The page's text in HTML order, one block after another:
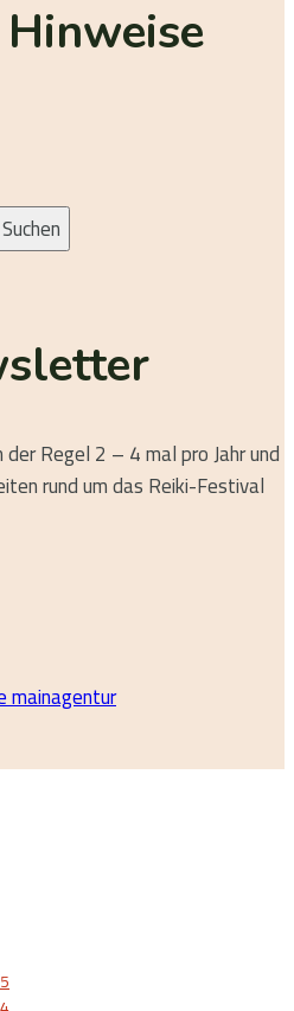
Regel 2 – 4 mal pro Jahr und
rund um das Reiki-Festival
mainagentur